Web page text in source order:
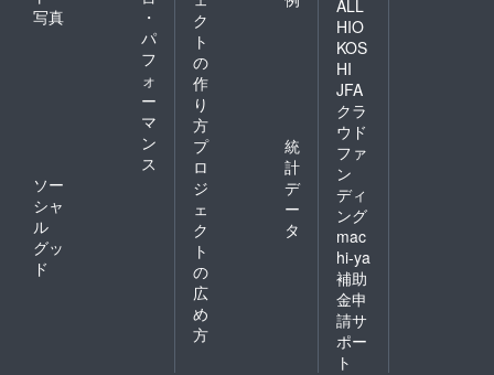
写真
・
パ
フ
ォ
ー
マ
ン
ス
ソー
シャ
ル
グッ
ド
ク
ト
の
作
り
方
プ
ロ
ジ
ェ
ク
ト
の
広
め
方
統
計
デ
ー
タ
ALL
HIO
KOS
HI
JFA
クラ
ウド
ファ
ン
ディ
ング
mac
hi-ya
補助
金申
請サ
ポー
ト